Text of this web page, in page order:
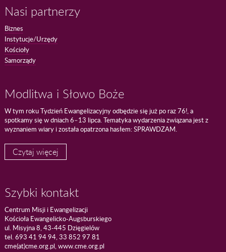
Nasi partnerzy
Biznes
Instytucje/Urzędy
Kościoły
Samorządy
Modlitwa i Słowo Boże
W tym roku Tydzień Ewangelizacyjny odbędzie się już po raz 76!, a
spotkamy się w dniach 6–13 lipca. Tematyka wydarzenia związana jest z
wyznaniem wiary i została opatrzona hasłem: SPRAWDZAM.
Czytaj więcej
Szybki kontakt
Centrum Misji i Ewangelizacji
Kościoła Ewangelicko-Augsburskiego
ul. Misyjna 8, 43-445 Dzięgielów
tel. 693 41 94 94, 33 852 97 81
cme(at)cme.org.pl, www.cme.org.pl